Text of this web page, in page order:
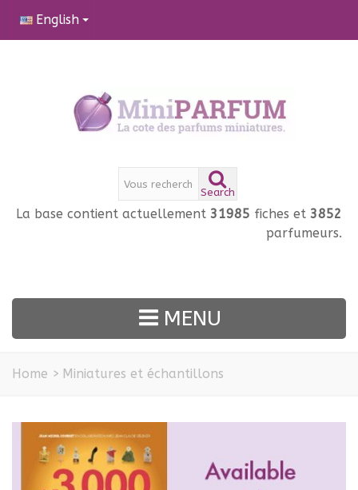
English
Search
La base contient actuellement 31985 fiches et 3852
parfumeurs.
MENU
Home > Miniatures et échantillons